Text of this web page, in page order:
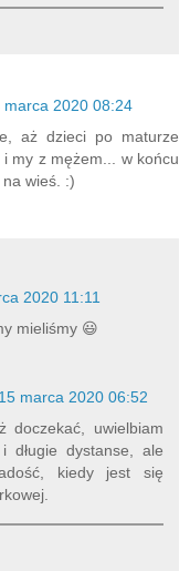
marca 2020 08:24
aż dzieci po maturze
my z mężem... w końcu
wieś. :)
2020 11:11
mieliśmy 😃
15 marca 2020 06:52
doczekać, uwielbiam
długie dystanse, ale
kiedy jest się